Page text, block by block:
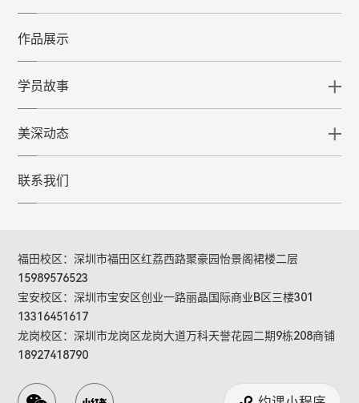
作品展示
学员故事
美深动态
联系我们
福田校区：深圳市福田区红荔西路聚豪园怡景阁裙楼二层
15989576523
宝安校区：深圳市宝安区创业一路丽晶国际商业B区三楼301
13316451617
龙岗校区：深圳市龙岗区龙岗大道万科天誉花园二期9栋208商铺
18927418790